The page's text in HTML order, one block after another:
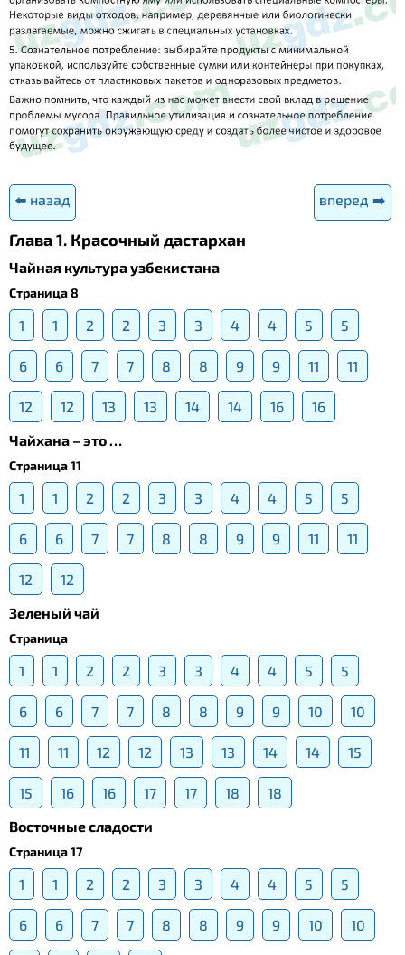
⬅️ назад вперед ➡️
Глава 1. Красочный дастархан
Чайная культура узбекистана
Страница 8
1 1 2 2 3 3 4 4 5 5
6 6 7 7 8 8 9 9 11 11
12 12 13 13 14 14 16
16
Чайхана – это …
Страница 11
1 1 2 2 3 3 4 4 5 5
6 6 7 7 8 8 9 9 11 11
12
12
Зеленый чай
Страница
1 1 2 2 3 3 4 4 5 5
6 6 7 7 8 8 9 9 10 10
11 11 12 12 13 13 14 14 15
15 16 16 17 17 18
18
Восточные сладости
Страница 17
1 1 2 2 3 3 4 4 5 5
6 6 7 7 8 8 9 9 10 10